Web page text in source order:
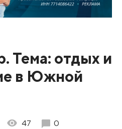
Тема: отдых и
в Южной
47 0